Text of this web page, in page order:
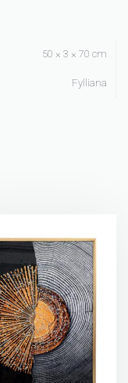
50 × 3 × 70 cm
Fylliana